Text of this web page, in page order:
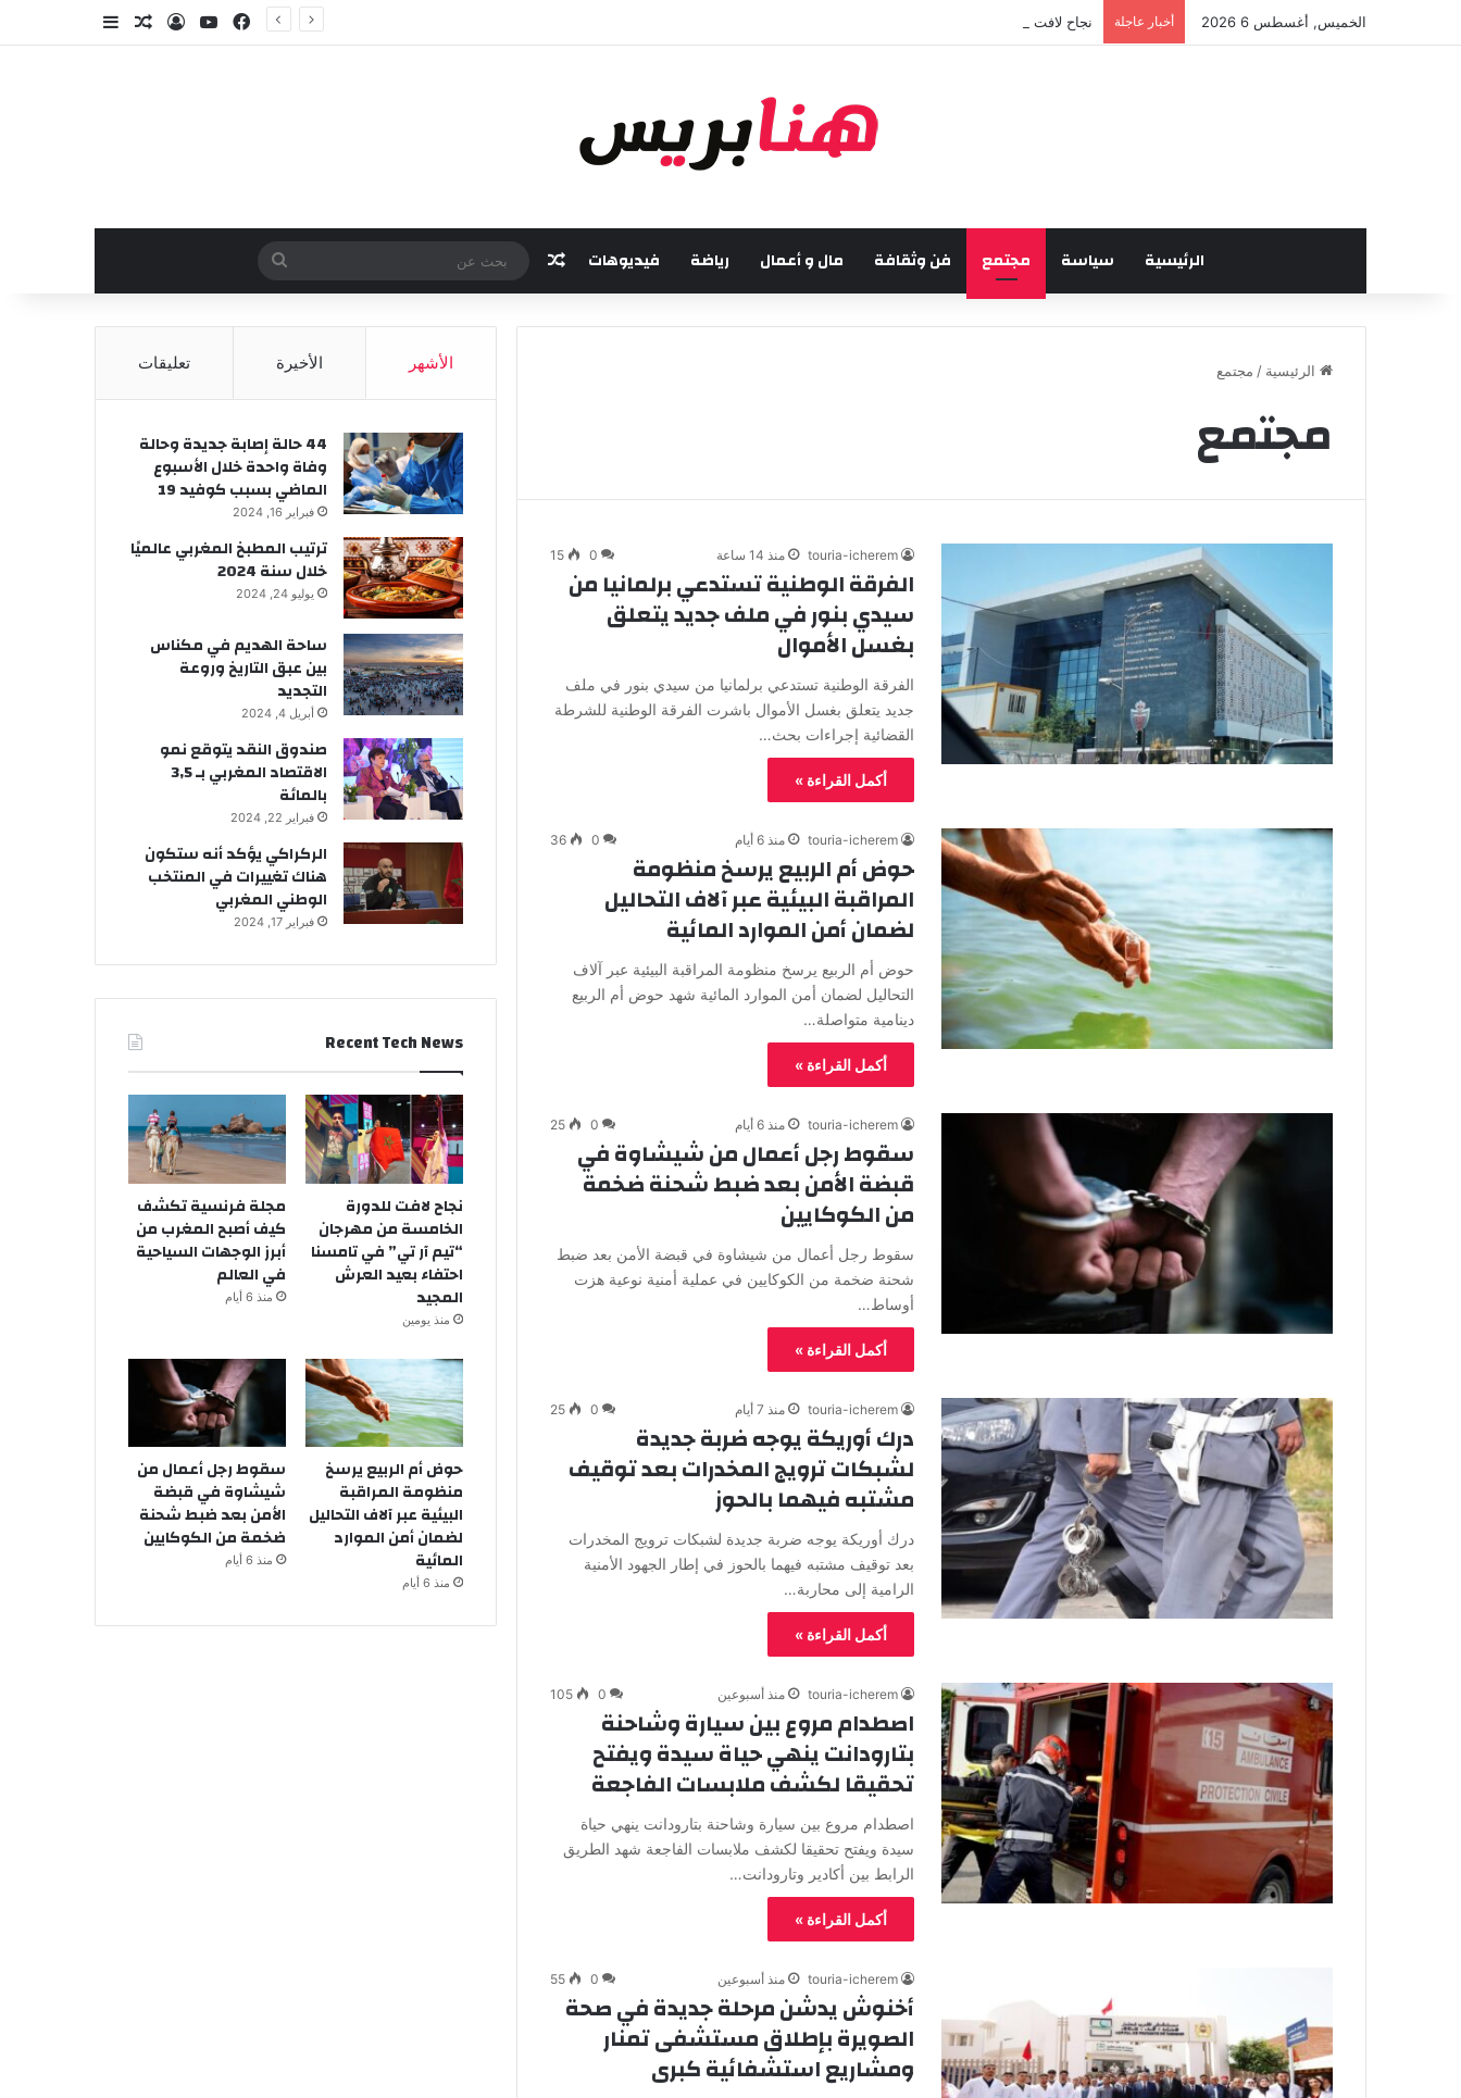
الخميس, أغسطس 6 2026 أخبار عاجلة نجاح لافت للدورة الخامسة من مهرجان “تيم آر تي” في تامسنا احتفاء بعيد العرش المجيد فيسبوك‫YouTubeتسجيل الدخول
مقال عشوائي
الرئيسية سياسة مجتمع فن وثقافة مال و أعمال رياضة فيديوهات مقال عشوائي
عن
الرئيسية / مجتمع
مجتمع
touria-icherem منذ 14 ساعة 0
15
الفرقة الوطنية تستدعي برلمانيا من
سيدي بنور في ملف جديد يتعلق
بغسل الأموال
الفرقة الوطنية تستدعي برلمانيا من سيدي بنور في ملف
جديد يتعلق بغسل الأموال باشرت الفرقة الوطنية للشرطة
القضائية إجراءات بحث…
أكمل القراءة »
touria-icherem منذ 6 أيام 0
36
حوض أم الربيع يرسخ منظومة
المراقبة البيئية عبر آلاف التحاليل
لضمان أمن الموارد المائية
حوض أم الربيع يرسخ منظومة المراقبة البيئية عبر آلاف
التحاليل لضمان أمن الموارد المائية شهد حوض أم الربيع
دينامية متواصلة…
أكمل القراءة »
touria-icherem منذ 6 أيام 0
25
سقوط رجل أعمال من شيشاوة في
قبضة الأمن بعد ضبط شحنة ضخمة
من الكوكايين
سقوط رجل أعمال من شيشاوة في قبضة الأمن بعد ضبط
شحنة ضخمة من الكوكايين في عملية أمنية نوعية هزت
أوساط…
أكمل القراءة »
touria-icherem منذ 7 أيام 0
25
درك أوريكة يوجه ضربة جديدة
لشبكات ترويج المخدرات بعد توقيف
مشتبه فيهما بالحوز
درك أوريكة يوجه ضربة جديدة لشبكات ترويج المخدرات
بعد توقيف مشتبه فيهما بالحوز في إطار الجهود الأمنية
الرامية إلى محاربة…
أكمل القراءة »
touria-icherem منذ أسبوعين 0
105
اصطدام مروع بين سيارة وشاحنة
بتارودانت ينهي حياة سيدة ويفتح
تحقيقا لكشف ملابسات الفاجعة
اصطدام مروع بين سيارة وشاحنة بتارودانت ينهي حياة
سيدة ويفتح تحقيقا لكشف ملابسات الفاجعة شهد الطريق
الرابط بين أكادير وتارودانت…
أكمل القراءة »
touria-icherem منذ أسبوعين 0
55
أخنوش يدشن مرحلة جديدة في صحة
الصويرة بإطلاق مستشفى تمنار
ومشاريع استشفائية كبرى
الأشهر الأخيرة تعليقات
44 حالة إصابة جديدة وحالة
وفاة واحدة خلال الأسبوع
الماضي بسبب كوفيد 19
فبراير 16, 2024
ترتيب المطبخ المغربي عالميًا
خلال سنة 2024
يوليو 24, 2024
ساحة الهديم في مكناس
بين عبق التاريخ وروعة
التجديد
أبريل 4, 2024
صندوق النقد يتوقع نمو
الاقتصاد المغربي بـ 3,5
بالمائة
فبراير 22, 2024
الركراكي يؤكد أنه ستكون
هناك تغييرات في المنتخب
الوطني المغربي
فبراير 17, 2024
Recent Tech News
نجاح لافت للدورة
الخامسة من مهرجان
“تيم آر تي” في تامسنا
احتفاء بعيد العرش
المجيد
منذ يومين
مجلة فرنسية تكشف
كيف أصبح المغرب من
أبرز الوجهات السياحية
في العالم
منذ 6 أيام
حوض أم الربيع يرسخ
منظومة المراقبة
البيئية عبر آلاف التحاليل
لضمان أمن الموارد
المائية
منذ 6 أيام
سقوط رجل أعمال من
شيشاوة في قبضة
الأمن بعد ضبط شحنة
ضخمة من الكوكايين
منذ 6 أيام